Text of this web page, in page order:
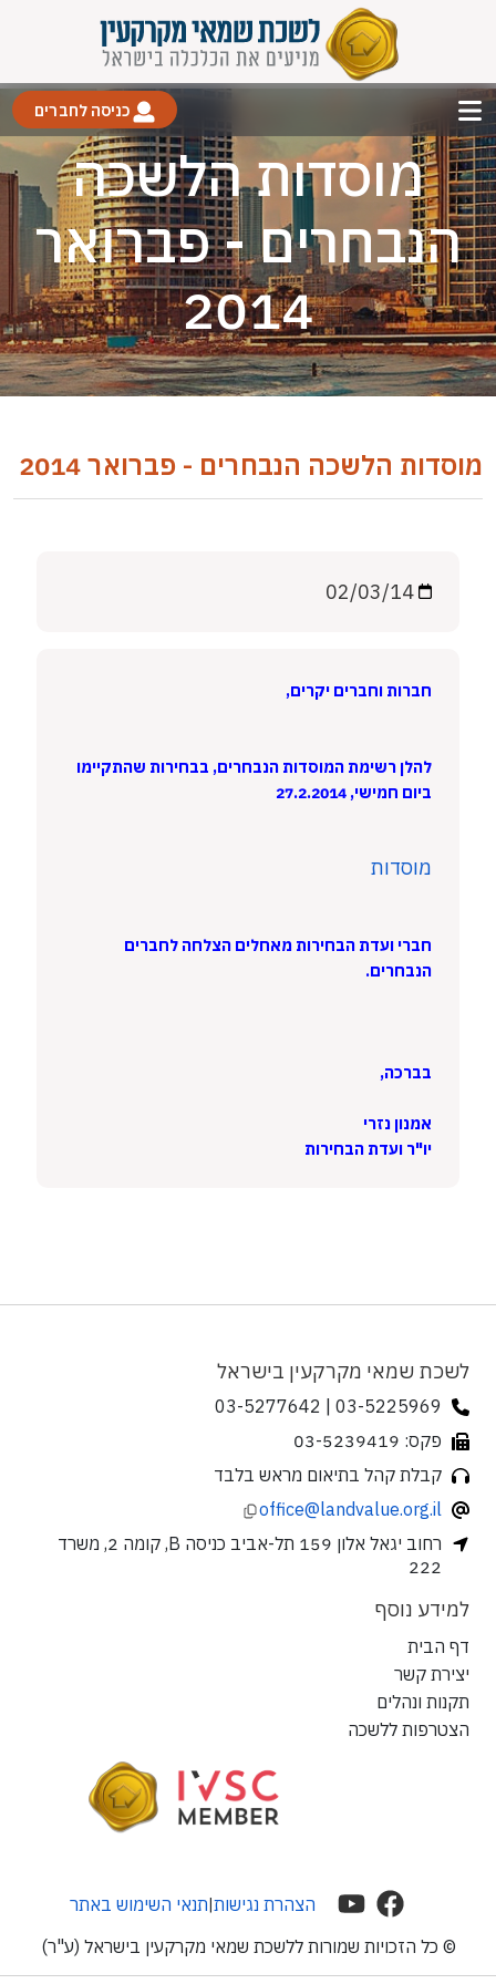
כניסה לחברים
מוסדות הלשכה
הנבחרים - פברואר
2014
מוסדות הלשכה הנבחרים - פברואר 2014
02/03/14
חברות וחברים יקרים,
להלן רשימת המוסדות הנבחרים, בבחירות שהתקיימו
ביום חמישי, 27.2.2014
מוסדות
חברי ועדת הבחירות מאחלים הצלחה לחברים
הנבחרים.
בברכה,
אמנון נזרי
יו"ר ועדת הבחירות
לשכת שמאי מקרקעין בישראל
03-5225969 | 03-5277642
פקס: 03-5239419
קבלת קהל בתיאום מראש בלבד
office@landvalue.org.il
רחוב יגאל אלון 159 תל-אביב כניסה B, קומה 2, משרד
222
למידע נוסף
דף הבית
יצירת קשר
תקנות ונהלים
הצטרפות ללשכה
© כל הזכויות שמורות ללשכת שמאי מקרקעין בישראל (ע"ר)
הצהרת נגישות|תנאי השימוש באתר